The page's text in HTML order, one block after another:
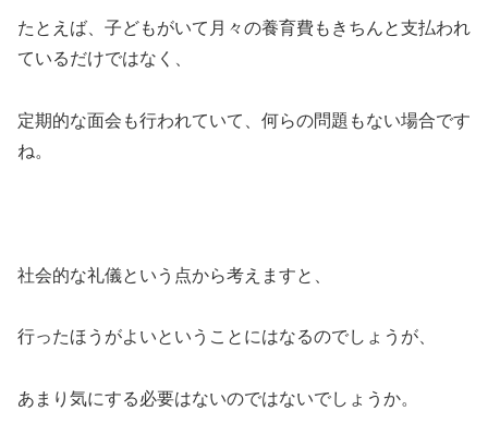
たとえば、子どもがいて月々の養育費もきちんと支払われ
ているだけではなく、
定期的な面会も行われていて、何らの問題もない場合です
ね。
社会的な礼儀という点から考えますと、
行ったほうがよいということにはなるのでしょうが、
あまり気にする必要はないのではないでしょうか。